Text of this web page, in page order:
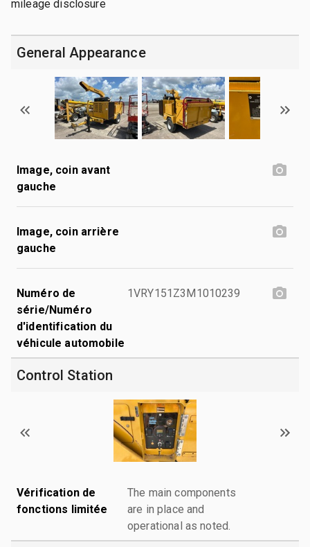
mileage disclosure
General Appearance
Image, coin avant
gauche
Image, coin arrière
gauche
Numéro de
série/Numéro
d'identification du
véhicule automobile
1VRY151Z3M1010239
Control Station
Vérification de
fonctions limitée
The main components
are in place and
operational as noted.